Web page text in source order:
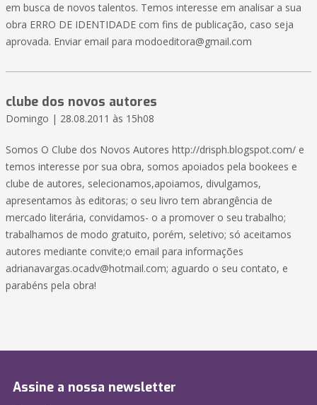
em busca de novos talentos. Temos interesse em analisar a sua
obra ERRO DE IDENTIDADE com fins de publicação, caso seja
aprovada. Enviar email para modoeditora@gmail.com
clube dos novos autores
Domingo | 28.08.2011 às 15h08
Somos O Clube dos Novos Autores http://drisph.blogspot.com/ e
temos interesse por sua obra, somos apoiados pela bookees e
clube de autores, selecionamos,apoiamos, divulgamos,
apresentamos às editoras; o seu livro tem abrangência de
mercado literária, convidamos- o a promover o seu trabalho;
trabalhamos de modo gratuito, porém, seletivo; só aceitamos
autores mediante convite;o email para informações
adrianavargas.ocadv@hotmail.com; aguardo o seu contato, e
parabéns pela obra!
Assine a nossa newsletter